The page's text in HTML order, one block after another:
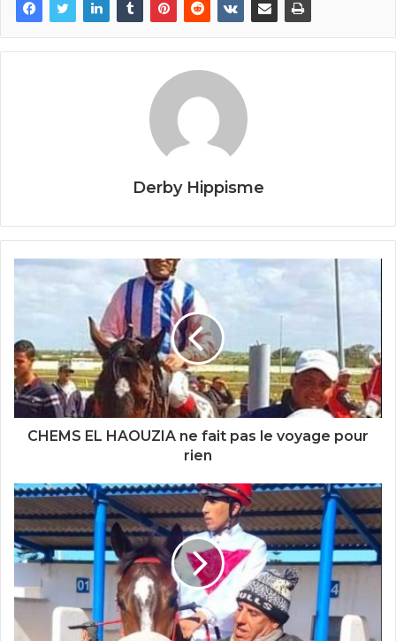
Derby Hippisme
CHEMS EL HAOUZIA ne fait pas le voyage pour
rien